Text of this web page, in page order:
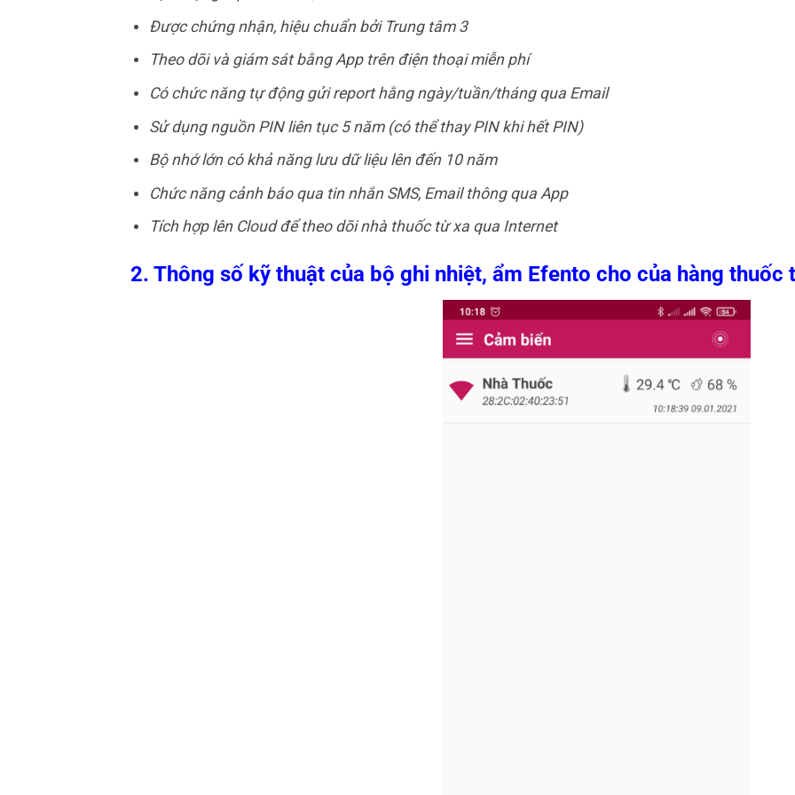
Được chứng nhận, hiệu chuẩn bởi Trung tâm 3
Theo dõi và giám sát bằng App trên điện thoại miễn phí
Có chức năng tự động gửi report hằng ngày/tuần/tháng qua Email
Sử dụng nguồn PIN liên tục 5 năm (có thể thay PIN khi hết PIN)
Bộ nhớ lớn có khả năng lưu dữ liệu lên đến 10 năm
Chức năng cảnh báo qua tin nhắn SMS, Email thông qua App
Tích hợp lên Cloud để theo dõi nhà thuốc từ xa qua Internet
2. Thông số kỹ thuật của bộ ghi nhiệt, ẩm Efento cho của hàng thuốc